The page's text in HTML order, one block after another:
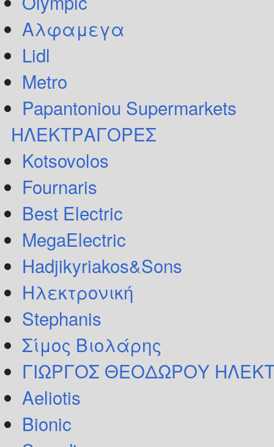
Αλφαμεγα
Lidl
Metro
Papantoniou Supermarkets
ΗΛΕΚΤΡΑΓΟΡΕΣ
Kotsovolos
Fournaris
Best Electric
MegaElectric
Hadjikyriakos&Sons
Ηλεκτρονική
Stephanis
Σίμος Βιολάρης
ΓΙΩΡΓΟΣ ΘΕΟΔΩΡΟΥ
Aeliotis
Bionic